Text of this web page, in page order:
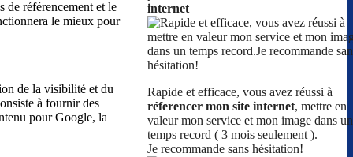
de référencement et le
le mieux pour
de la visibilité et du
à fournir des
pour Google, la
internet
Rapide et efficace, vous avez réussi à
réferencer mon site internet, mettre en
valeur mon service et mon image dans un
temps record ( 3 mois seulement ).
Je recommande sans hésitation!